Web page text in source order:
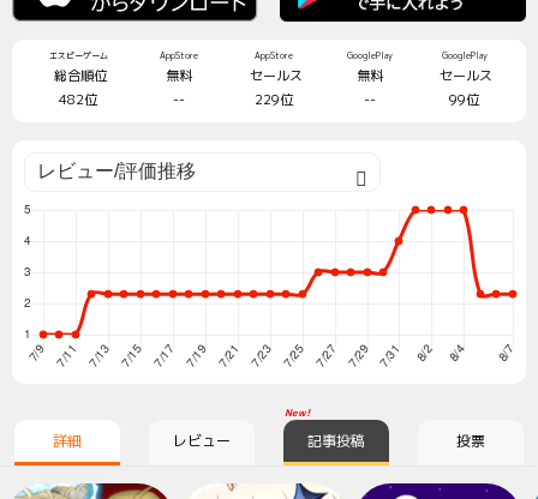
エスピーゲーム
総合順位
482位
AppStore
無料
--
AppStore
セールス
229位
GooglePlay
無料
--
GooglePlay
セールス
99位
詳細 レビュー
New!
記事投稿 投票